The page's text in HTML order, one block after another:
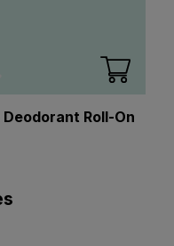
de 4.7 de 5
Roll-On